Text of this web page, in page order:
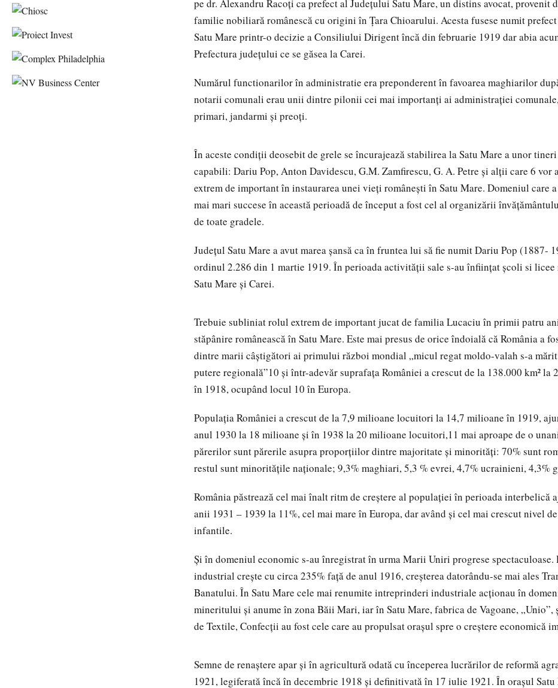
pe dr. Alexandru Racoţi ca prefect al Judeţului Satu Mare, un distins avocat, provenit
familie nobiliară românescă cu origini în Ţara Chioarului. Acesta fusese numit
Satu Mare printr-o decizie a Consiliului Dirigent încă din februarie 1919 dar abia
Prefectura judeţului ce se găsea la Carei.
Numărul functionarilor în administratie era preponderent în favoarea maghiarilor
notarii comunali erau unii dintre pilonii cei mai importanţi ai administraţiei
primari, jandarmi şi preoţi.
În aceste condiţii deosebit de grele se încurajează stabilirea la Satu Mare a unor
capabili: Dariu Pop, Anton Davidescu, G.M. Zamfirescu, G. A. Petre și alții care 6 vor
extrem de important în instaurarea unei vieţi româneşti în Satu Mare. Domeniul care
mai mari succese în această perioadă de început a fost cel al organizării
de toate gradele.
Judeţul Satu Mare a avut marea şansă ca în fruntea lui să fie numit Dariu Pop (1887-
ordinul 2.286 din 1 martie 1919. În perioada activității sale s-au înființat școli si licee
Satu Mare și Carei.
Trebuie subliniat rolul extrem de important jucat de familia Lucaciu în primii patru
stăpânire românească în Satu Mare. Este mai presus de orice îndoială că România a
dintre marii câștigători ai primului război mondial „micul regat moldo-valah s-a
putere regională”10 și într-adevăr suprafața României a crescut de la 138.000 km² la
în 1918, ocupând locul 10 în Europa.
Populația României a crescut de la 7,9 milioane locuitori la 14,7 milioane în 1919,
anul 1930 la 18 milioane și în 1938 la 20 milioane locuitori,11 mai aproape de o
părerilor sunt părerile asupra proporțiilor dintre majoritate și minorități: 70% sunt
restul sunt minoritățile naționale; 9,3% maghiari, 5,3 % evrei, 4,7% ucrainieni, 4,3%
România păstrează cel mai înalt ritm de creștere al populației în perioada interbelică
anii 1931 – 1939 la 11%, cel mai mare în Europa, dar având și cel mai crescut nivel
infantile.
Și în domeniul economic s-au înregistrat în urma Marii Uniri progrese spectaculoase.
industrial crește cu circa 235% față de anul 1916, creșterea datorându-se mai ales
Banatului. În Satu Mare cele mai renumite intreprinderi industriale acţionau în
mineritului şi anume în zona Băii Mari, iar în Satu Mare, fabrica de Vagoane,
de Textile, Confecții au fost cele care au propulsat orașul spre o creștere economică
Semne de renaştere apar şi în agricultură odată cu începerea lucrărilor de reformă
1921, legiferată încă în decembrie 1918 şi definitivată în 17 iulie 1921. În oraşul Satu